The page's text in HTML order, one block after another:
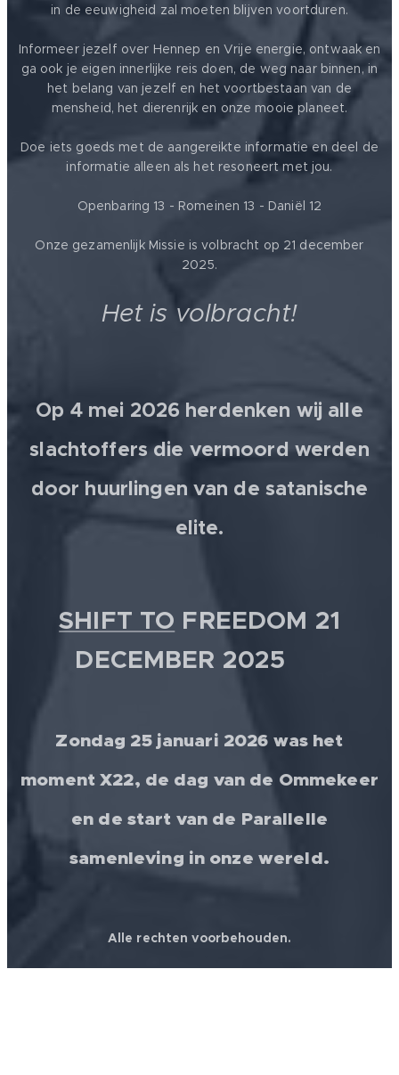
in de eeuwigheid zal moeten blijven voortduren.
Informeer jezelf over Hennep en Vrije energie, ontwaak en
ga ook je eigen innerlijke reis doen, de weg naar binnen, in
het belang van jezelf en het voortbestaan van de
mensheid, het dierenrijk en onze mooie planeet.
Doe iets goeds met de aangereikte informatie en deel de
informatie alleen als het resoneert met jou.
Openbaring 13 - Romeinen 13 - Daniël 12
Onze gezamenlijk Missie is volbracht op 21 december
2025.
Het is volbracht!
Op 4 mei 2026 herdenken wij alle
slachtoffers die vermoord werden
door huurlingen van de satanische
elite.
SHIFT TO FREEDOM 21
DECEMBER 2025 💫
Zondag 25 januari 2026 was het
moment X22, de dag van de Ommekeer
en de start van de Parallelle
samenleving in onze wereld.
Alle rechten voorbehouden.